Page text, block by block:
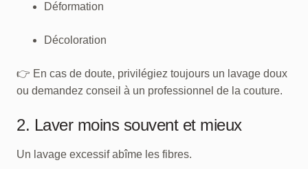
Déformation
Décoloration
👉 En cas de doute, privilégiez toujours un lavage doux
ou demandez conseil à un professionnel de la couture.
2. Laver moins souvent et mieux
Un lavage excessif abîme les fibres.